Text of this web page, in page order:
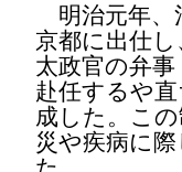
明治元年、
京都に出仕
太政官の弁
赴任するや
成した。こ
災や疾病に